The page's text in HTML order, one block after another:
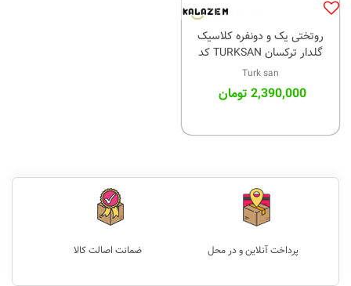
روتختی یک و دونفره کلاسیک
گلدار ترکسان TURKSAN کد
D522
Turk san
2,390,000 تومان
(1)
پرداخت آنلاین و در محل ضمانت اصالت کالا